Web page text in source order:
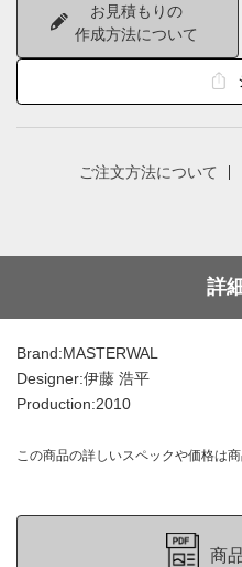
お見積もりの
作成方法について
ご注文方法について
詳
Brand:MASTERWAL
Designer:伊藤 浩平
Production:2010
この商品の詳しいスペックや価格は
商